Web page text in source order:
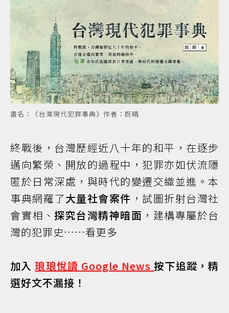
書名：《台灣現代犯罪事典》作者：既晴
終戰後，台灣歷經近八十年的和平，在逐步
邁向繁榮、開放的過程中，犯罪亦如伏流隱
匿於日常深處，與時代的變遷交織並進。本
事典網羅了大量社會案件 ，試圖折射台灣社
會實相、 探究台灣精神暗面 ，建構專屬於台
灣的犯罪史……看更多
加入琅琅悅讀 Google News按下追蹤，精
選好文不漏接！